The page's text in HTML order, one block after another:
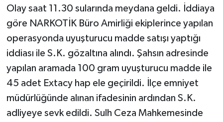
Olay saat 11.30 sularında meydana geldi. İddiaya
göre NARKOTİK Büro Amirliği ekiplerince yapılan
operasyonda uyuşturucu madde satışı yaptığı
iddiası ile S.K. gözaltına alındı. Şahsın adresinde
yapılan aramada 100 gram uyuşturucu madde ile
45 adet Extacy hap ele geçirildi. İlçe emniyet
müdürlüğünde alınan ifadesinin ardından S.K.
adliyeye sevk edildi. Sulh Ceza Mahkemesinde